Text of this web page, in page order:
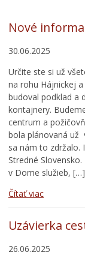
Nové
30.06.2025
Určite ste si už
na rohu Hájnickej
budoval podklad a
kontajnery.
centrum a
bola plánovaná už
sa nám to zdržalo.
Stredné
v Dome služieb, […]
Čítať viac
Uzávierka
26.06.2025